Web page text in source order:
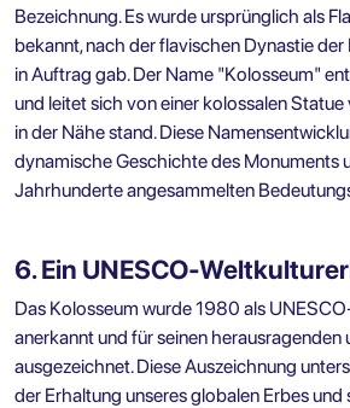
Bezeichnung. Es wurde ursprünglich als
bekannt, nach der flavischen Dynastie der
in Auftrag gab. Der Name "Kolosseum"
und leitet sich von einer kolossalen Statue
in der Nähe stand. Diese
dynamische Geschichte des Monuments
Jahrhunderte angesammelten
6. Ein UNESCO-
Das Kolosseum wurde 1980 als
anerkannt und für seinen herausragenden
ausgezeichnet. Diese Auszeichnung
der Erhaltung unseres globalen Erbes und